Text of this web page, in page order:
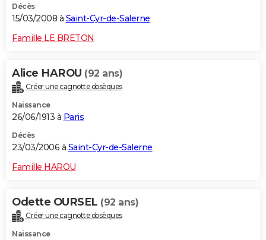
Décès
15/03/2008 à Saint-Cyr-de-Salerne
Famille LE BRETON
Alice HAROU (92 ans)
Créer une cagnotte obsèques
Naissance
26/06/1913 à Paris
Décès
23/03/2006 à Saint-Cyr-de-Salerne
Famille HAROU
Odette OURSEL (92 ans)
Créer une cagnotte obsèques
Naissance